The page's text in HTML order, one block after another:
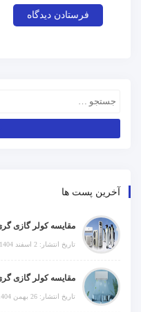
آخرین پست ها
تاریخ انتشار: 2 اسفند 1404
تاریخ انتشار: 26 بهمن 1404